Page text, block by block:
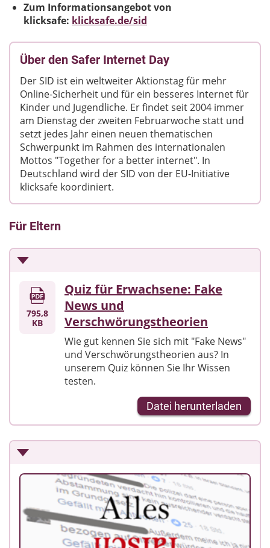
Zum Informationsangebot von
klicksafe: klicksafe.de/sid
Über den Safer Internet Day
Der SID ist ein weltweiter Aktionstag für mehr
Online-Sicherheit und für ein besseres Internet für
Kinder und Jugendliche. Er findet seit 2004 immer
am Dienstag der zweiten Februarwoche statt und
setzt jedes Jahr einen neuen thematischen
Schwerpunkt im Rahmen des internationalen
Mottos "Together for a better internet". In
Deutschland wird der SID von der EU-Initiative
klicksafe koordiniert.
Für Eltern
795,8
KB
Quiz für Erwachsene: Fake
News und
Verschwörungstheorien
Wie gut kennen Sie sich mit "Fake News"
und Verschwörungstheorien aus? In
unserem Quiz können Sie Ihr Wissen
testen.
Datei herunterladen